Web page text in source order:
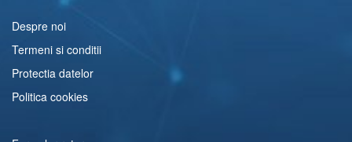
Despre noi
Termeni si conditii
Protectia datelor
Politica cookies